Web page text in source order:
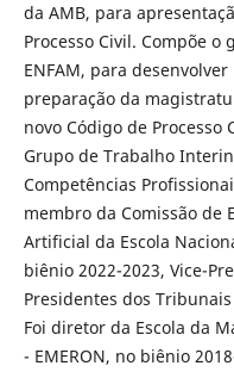
da AMB, para
Processo Civil. Compõe
ENFAM, para
preparação da
novo Código de Processo
Grupo de Trabalho
Competências
membro da Comissão de
Artificial da Escola
biênio 2022-2023, Vice-
Presidentes dos Tribunais
Foi diretor da Escola da
- EMERON, no biênio